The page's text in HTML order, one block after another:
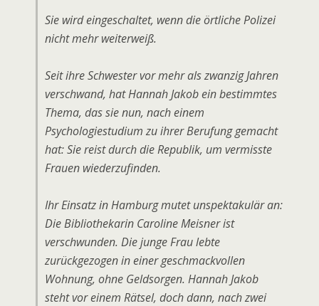
Sie wird eingeschaltet, wenn die örtliche Polizei
nicht mehr weiterweiß.
Seit ihre Schwester vor mehr als zwanzig Jahren
verschwand, hat Hannah Jakob ein bestimmtes
Thema, das sie nun, nach einem
Psychologiestudium zu ihrer Berufung gemacht
hat: Sie reist durch die Republik, um vermisste
Frauen wiederzufinden.
Ihr Einsatz in Hamburg mutet unspektakulär an:
Die Bibliothekarin Caroline Meisner ist
verschwunden. Die junge Frau lebte
zurückgezogen in einer geschmackvollen
Wohnung, ohne Geldsorgen. Hannah Jakob
steht vor einem Rätsel, doch dann, nach zwei